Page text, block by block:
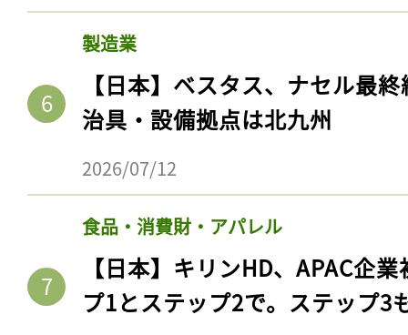
製造業
【日本】ベスタス、ナセル最
治具・設備拠点は北九州
2026/07/12
食品・消費財・アパレル
【日本】キリンHD、APAC企
プ1とステップ2で。ステップ3